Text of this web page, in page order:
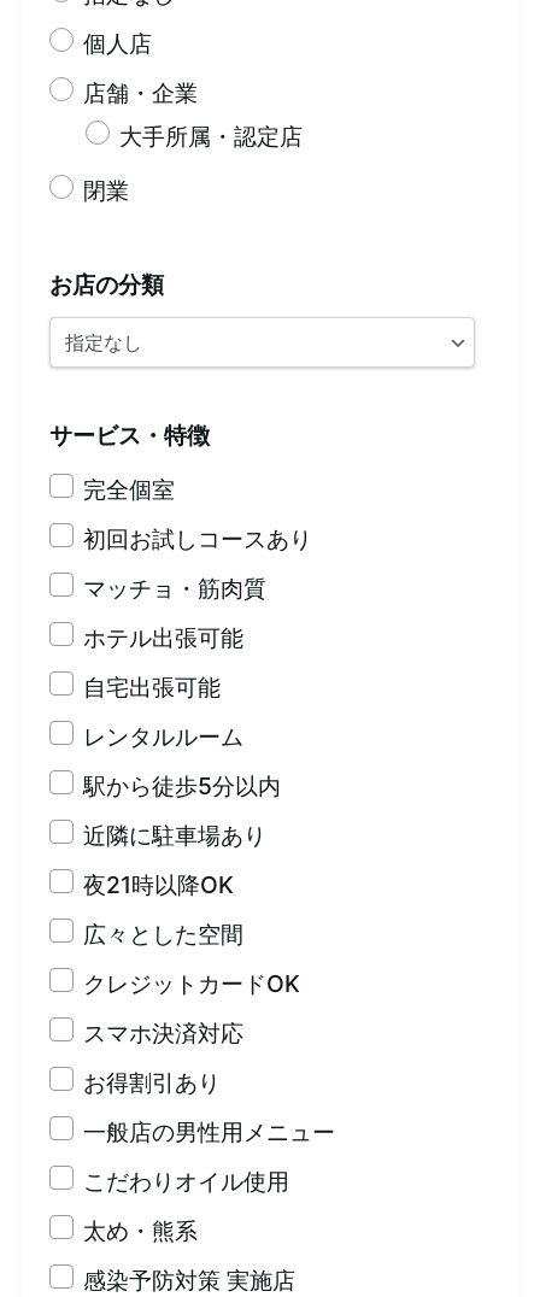
個人店
店舗・企業
大手所属・認定店
閉業
お店の分類
サービス・特徴
完全個室
初回お試しコースあり
マッチョ・筋肉質
ホテル出張可能
自宅出張可能
レンタルルーム
駅から徒歩5分以内
近隣に駐車場あり
夜21時以降OK
広々とした空間
クレジットカードOK
スマホ決済対応
お得割引あり
一般店の男性用メニュー
こだわりオイル使用
太め・熊系
感染予防対策 実施店